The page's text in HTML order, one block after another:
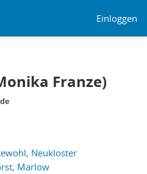
Einloggen
Franze)
Neukloster
Marlow